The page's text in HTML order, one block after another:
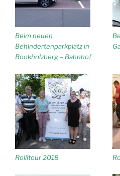
Beim neuen
Behindertenparkplatz in
Bookholzberg – Bahnhof
Rollitour 2018